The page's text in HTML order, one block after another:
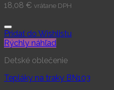
18,08 € vrátane DPH
Pridať do Wishlistu
Rýchly náhľad
Detské oblečenie
Tepláky na traky BN103